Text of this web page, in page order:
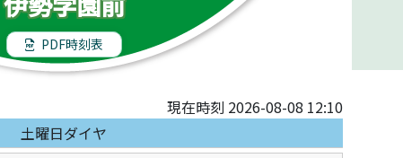
PDF時刻表
現在時刻 2026-08-08 12:10
土曜日ダイヤ